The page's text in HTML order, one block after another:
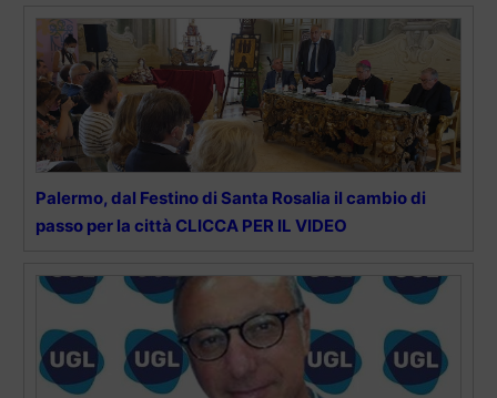
Palermo, dal Festino di Santa Rosalia il cambio di
passo per la città CLICCA PER IL VIDEO